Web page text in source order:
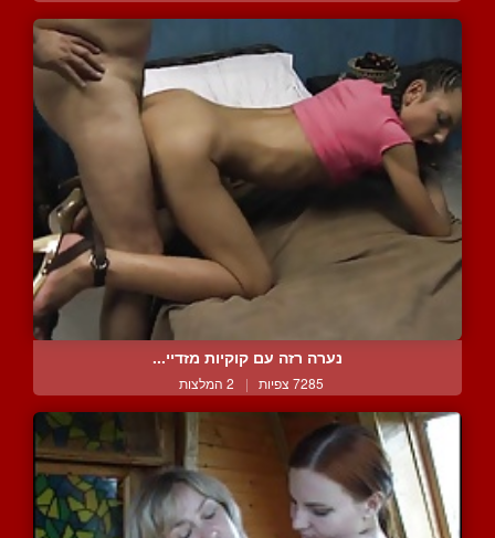
נערה רזה עם קוקיות מזדיי...
7285 צפיות | 2 המלצות